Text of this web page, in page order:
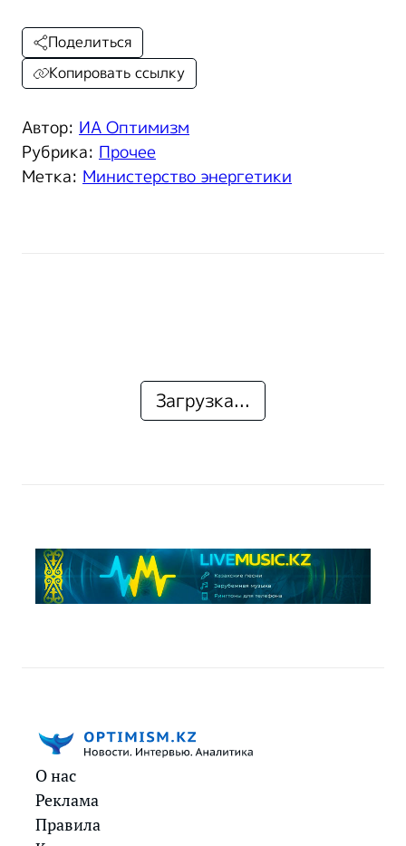
Автор: ИА Оптимизм
Рубрика: Прочее
Метка: Министерство энергетики
Поделиться
Копировать ссылку
Загрузка...
О нас
Реклама
Правила